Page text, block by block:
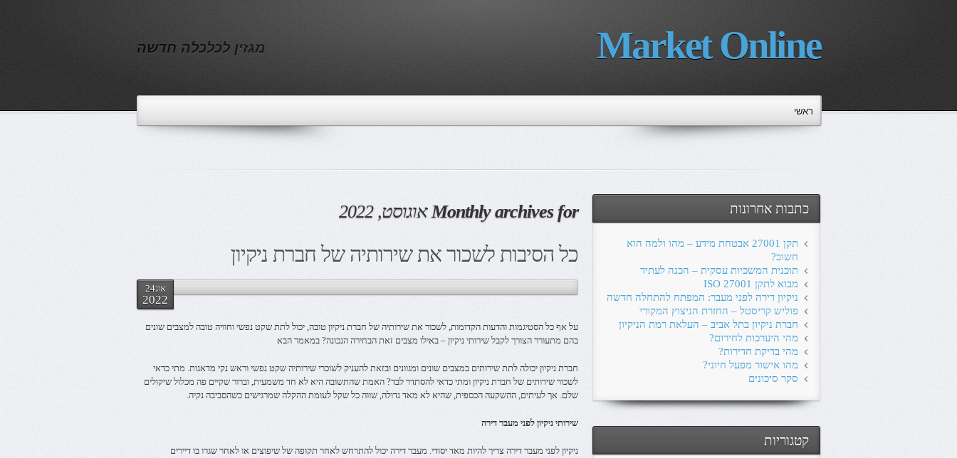
Market Online מגזין לכלכלה חדשה
ראשי
Monthly archives for אוגוסט, 2022
כל הסיבות לשכור את שירותיה של חברת ניקיון
אוג24
2022
על אף כל הסטיגמות והדעות הקדומות, לשכור את שירותיה של חברת ניקיון טובה, יכול לתת שקט נפשי וחוויה טובה למצבים שונים
בהם מתעורר הצורך לקבל שירותי ניקיון – באילו מצבים זאת הבחירה הנכונה? במאמר הבא
חברת ניקיון יכולה לתת שירותים במצבים שונים ומגוונים ובזאת להעניק לשוכרי שירותיה שקט נפשי וראש נקי מדאגות. מתי כדאי
לשכור שירותים של חברת ניקיון ומתי כדאי להסתדר לבד? האמת שהתשובה היא לא חד משמעית, וברור שקיים פה מכלול שיקולים
שלם. אך לעיתים, ההשקעה הכספית, שהיא לא מאד גדולה, שווה כל שקל לעומת ההקלה שמרגישים כשהסביבה נקיה.
שירותי ניקיון לפני מעבר דירה
ניקיון לפני מעבר דירה צריך להיות מאד יסודי. מעבר דירה יכול להתרחש לאחר תקופה של שיפוצים או לאחר שגרו בו דיירים
כתבות אחרונות
תקן 27001 אבטחת מידע – מהו ולמה הוא
חשוב?
תוכנית המשכיות עסקית – הכנה לעתיד
מבוא לתקן ISO 27001
ניקיון דירה לפני מעבר: המפתח להתחלה חדשה
פוליש קריסטל – החזרת הניצוץ המקורי
חברת ניקיון בתל אביב – העלאת רמת הניקיון
מהי היערכות לחירום?
מהי בדיקת חדירות?
מהו אישור מפעל חיוני?
סקר סיכונים
קטגוריות